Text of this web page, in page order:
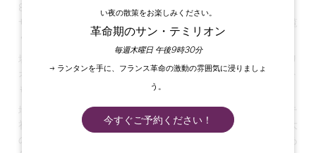
8世紀の村の誕生から、イギリスの支配、フランス革命まで、
サンテミリオンの豊かな過去を
オンの歴史を知ることができます。村を眺めるビューポイント
地下のモニュメントには、修道士エミリオンの洞窟、トリニテ
礼拝堂、地下墓地、そして岩を削って作られたヨーロッパ最大
い夜の散策をお楽しみください。
革命期のサン・テミリオン
毎週木曜日 午後9時30分
→ ランタンを手に、フランス革命の激動の雰囲気に浸りましょ
う。
今すぐご予約ください！